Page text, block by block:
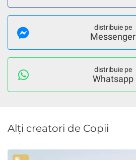
distribuie pe
Messenger
distribuie pe
Whatsapp
Alți creatori de Copii